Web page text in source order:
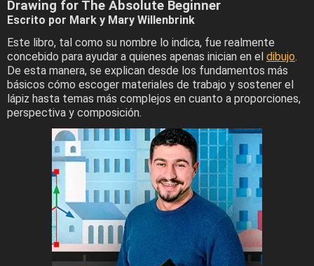
Drawing for The Absolute Beginner
Escrito por Mark y Mary Willenbrink
Este libro, tal como su nombre lo indica, fue realmente
concebido para ayudar a quienes apenas inician en el dibujo.
De esta manera, se explican desde los fundamentos más
básicos cómo escoger materiales de trabajo y sostener el
lápiz hasta temas más complejos en cuanto a proporciones,
perspectiva y composición.